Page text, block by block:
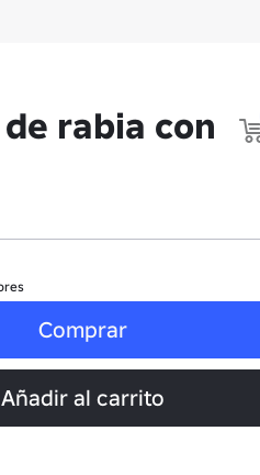
rabia con
Comprar
Añadir al carrito